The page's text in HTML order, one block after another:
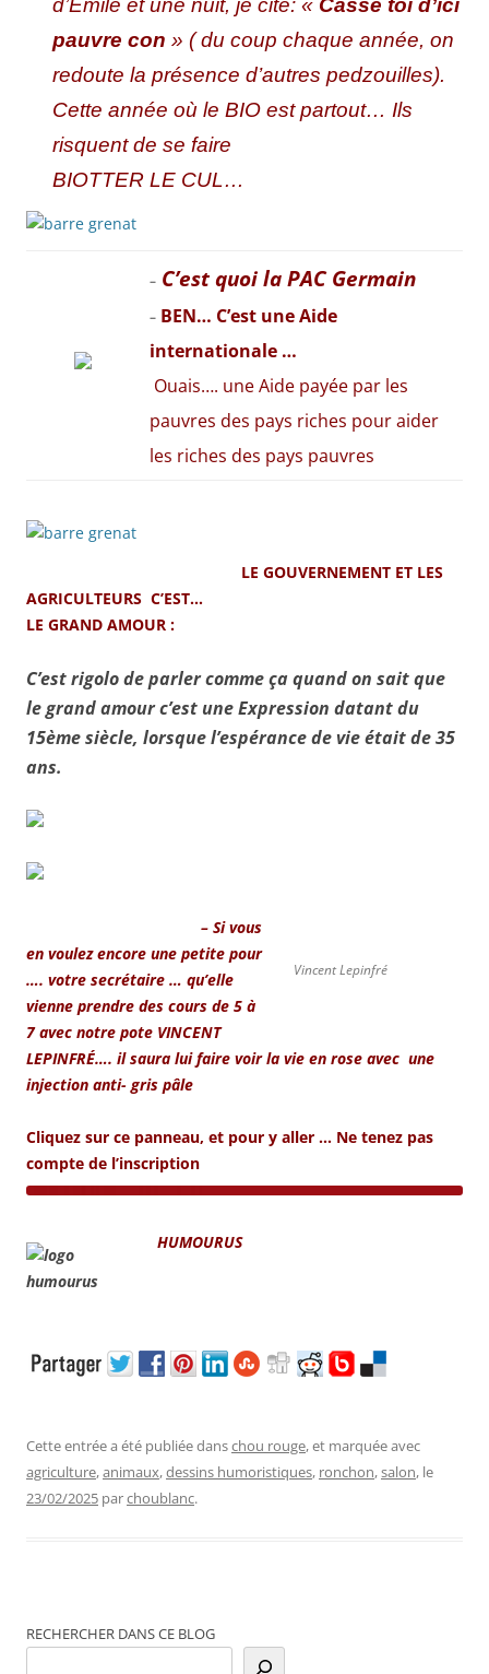
d’Emile et une nuit, je cite: « Casse toi d’ici
pauvre con » ( du coup chaque année, on
redoute la présence d’autres pedzouilles).
Cette année où le BIO est partout… Ils
risquent de se faire
BIOTTER LE CUL…
– C’est quoi la PAC Germain
– BEN… C’est une Aide
internationale …
Ouais…. une Aide payée par les
pauvres des pays riches pour aider
les riches des pays pauvres
LE GOUVERNEMENT ET LES
AGRICULTEURS C’EST…
LE GRAND AMOUR :
C’est rigolo de parler comme ça quand on sait que
le grand amour c’est une Expression datant du
15ème siècle, lorsque l’espérance de vie était de 35
ans.
Vincent Lepinfré
– Si vous
en voulez encore une petite pour
…. votre secrétaire … qu’elle
vienne prendre des cours de 5 à
7 avec notre pote VINCENT
LEPINFRÉ…. il saura lui faire voir la vie en rose avec une
injection anti- gris pâle
Cliquez sur ce panneau, et pour y aller … Ne tenez pas
compte de l’inscription
HUMOURUS
Cette entrée a été publiée danschou rouge, et marquée avec
agriculture,animaux,dessins humoristiques, ronchon,salon, le
23/02/2025 parchoublanc.
RECHERCHER DANS CE BLOG